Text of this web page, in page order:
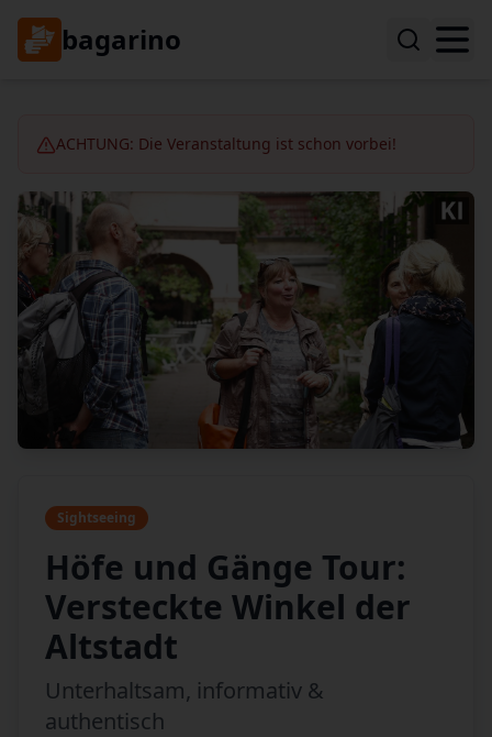
bagarino
ACHTUNG: Die Veranstaltung ist schon vorbei!
Sightseeing
Höfe und Gänge Tour:
Versteckte Winkel der
Altstadt
Unterhaltsam, informativ &
authentisch